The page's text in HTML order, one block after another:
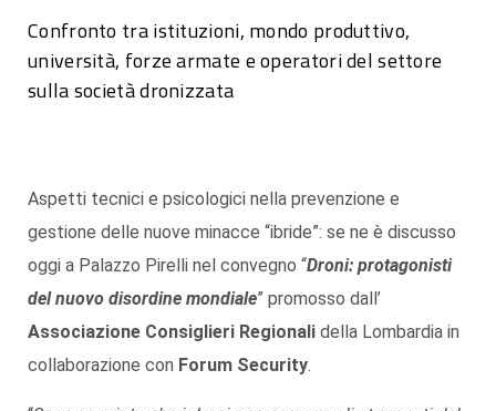
Confronto tra istituzioni, mondo produttivo,
università, forze armate e operatori del settore
sulla società dronizzata
Aspetti tecnici e psicologici nella prevenzione e
gestione delle nuove minacce “ibride”: se ne è discusso
oggi a Palazzo Pirelli nel convegno “Droni: protagonisti
del nuovo disordine mondiale” promosso dall’
Associazione Consiglieri Regionali della Lombardia in
collaborazione con Forum Security.